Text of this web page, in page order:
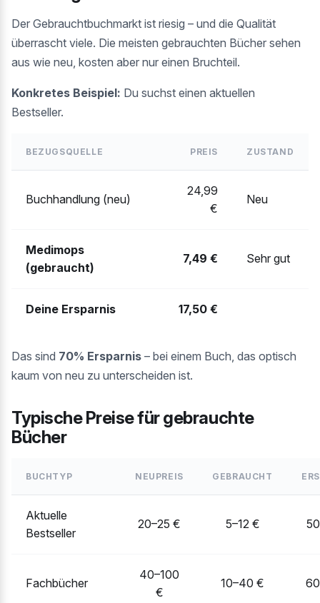
Der Gebrauchtbuchmarkt ist riesig – und die Qualität
überrascht viele. Die meisten gebrauchten Bücher sehen
aus wie neu, kosten aber nur einen Bruchteil.
Konkretes Beispiel: Du suchst einen aktuellen
Bestseller.
BEZUGSQUELLE PREIS ZUSTAND
Buchhandlung (neu)
24,99
€
Neu
Medimops
(gebraucht)
7,49 € Sehr gut
Deine Ersparnis 17,50 €
Das sind 70% Ersparnis – bei einem Buch, das optisch
kaum von neu zu unterscheiden ist.
Typische Preise für gebrauchte
Bücher
BUCHTYP NEUPREIS GEBRAUCHT
Aktuelle
Bestseller
20–25 € 5–12 €
Fachbücher
40–100
€
10–40 €